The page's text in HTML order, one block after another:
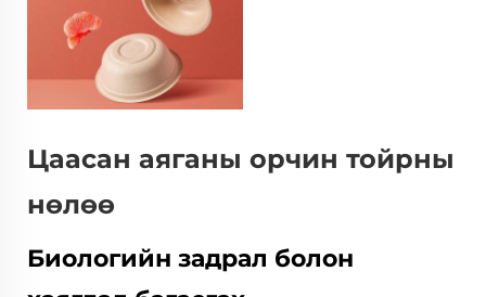
Цаасан аяганы орчин тойрны
нөлөө
Биологийн задрал болон